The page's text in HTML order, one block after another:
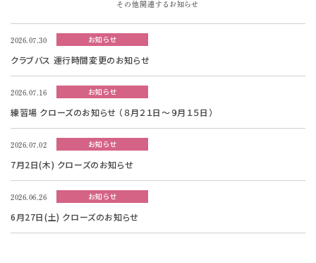
その他関連するお知らせ
2026.07.30 お知らせ
クラブバス 運行時間変更のお知らせ
2026.07.16 お知らせ
練習場 クローズのお知らせ （８月２１日～９月１５日）
2026.07.02 お知らせ
7月2日(木) クローズのお知らせ
2026.06.26 お知らせ
6月27日(土) クローズのお知らせ